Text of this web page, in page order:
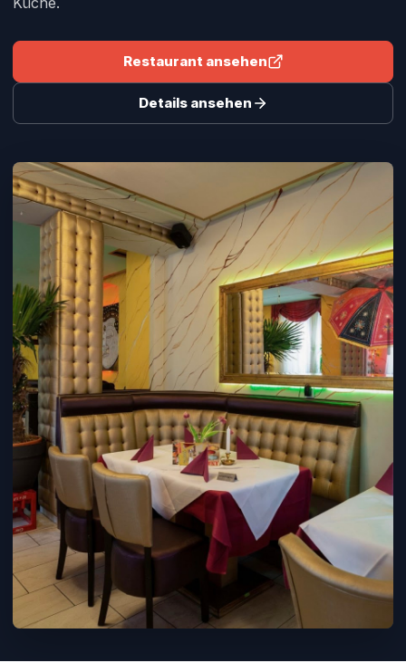
Restaurant ansehen
Details ansehen